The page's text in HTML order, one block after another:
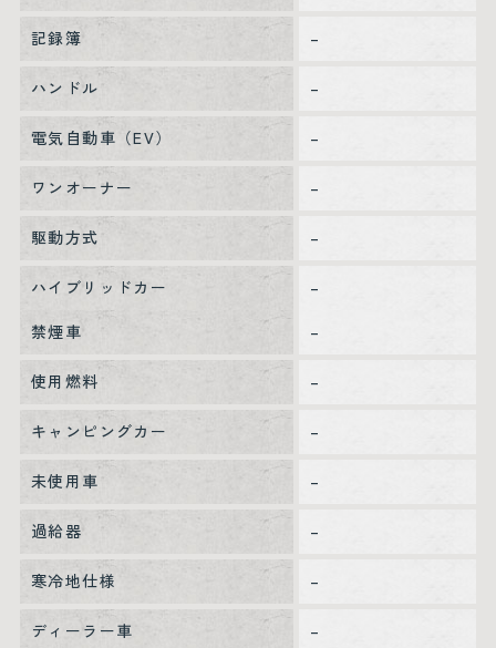
記録簿 –
ハンドル –
電気自動車（EV） –
ワンオーナー –
駆動方式 –
ハイブリッドカー
–
禁煙車
–
使用燃料 –
キャンピングカー –
未使用車 –
過給器 –
寒冷地仕様 –
ディーラー車 –